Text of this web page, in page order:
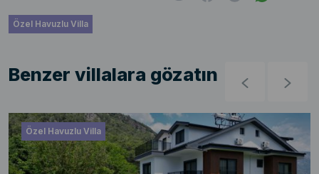
Özel Havuzlu Villa
Benzer villalara gözatın
Özel Havuzlu Villa